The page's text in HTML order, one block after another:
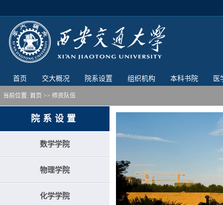
首页 交大概况 院系设置 组织机构 本科书院 医
当前位置: 首页 >> 师资队伍
院系设置
数学学院
物理学院
化学学院